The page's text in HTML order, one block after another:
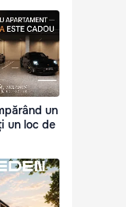
un
un loc de